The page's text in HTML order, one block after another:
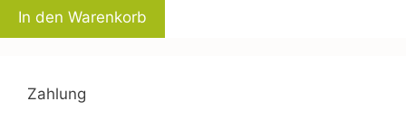
In den Warenkorb
Zahlung